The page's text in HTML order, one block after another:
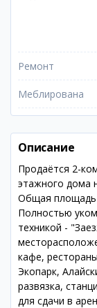
Ремонт
Меблирована
Описание
Продаётся 2-
этажного дома
Общая площадь
Полностью
техникой -
кафе,
Экопарк,
развязка,
для сдачи в